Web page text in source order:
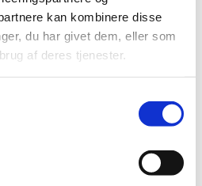
kan kombinere disse
du har givet dem, eller som
af deres tjenester.